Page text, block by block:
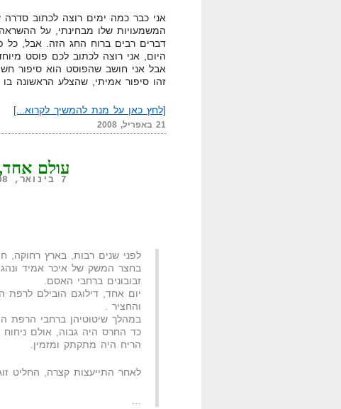
אני כבר כמה ימים רוצה לכתוב
המשמעויות שלו מבחינתי, על
דברים רבים ברוח החג הזה. אבל,
היום, אני רוצה לכתוב לכם פוסט
אבל אני חושב שהפוסט הוא סיפור
זהו סיפור אמיתי, שהצלע הראשונה
[לחץ כאן על מנת להמשיך לקרוא...]
21 באפריל, 2008
עולם
7 בינואר, 2008,
לפני שנים רבות, בארץ רחוקה,
בחצר המשק של איכר אמיד ונהגו
זבובונים ברחבי האסם.
יום אחד, דילוגם הובילם לרפת
והחציר .
במהלך שיטוטיהן ברחבי הרפת
כד החרס היה גבוה, אולם
הריח היה מתקתק ומזמין.
לאחר התייעצות קצרה, החליט